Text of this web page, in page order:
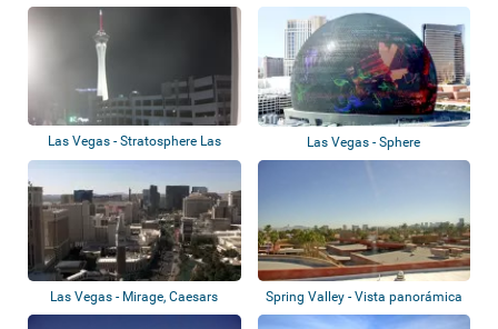
Las Vegas - Stratosphere Las
Vegas
Las Vegas - Sphere
Las Vegas - Mirage, Caesars
Palace
Spring Valley - Vista panorámica